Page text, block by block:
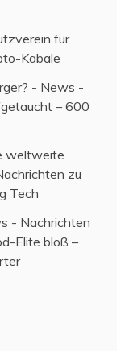
für
Kabale
- News -
– 600
weltweite
zu
Tech
- Nachrichten
Elite bloß –